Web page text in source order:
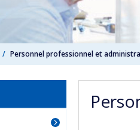
Personnel professionnel et